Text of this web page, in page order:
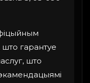
гарантуе
што